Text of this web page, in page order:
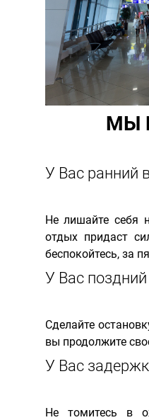
МЫ
У Вас ранний
Не лишайте себя
отдых придаст
беспокойтесь, за
У Вас поздний
Сделайте
вы продолжите
У Вас
Не томитесь в